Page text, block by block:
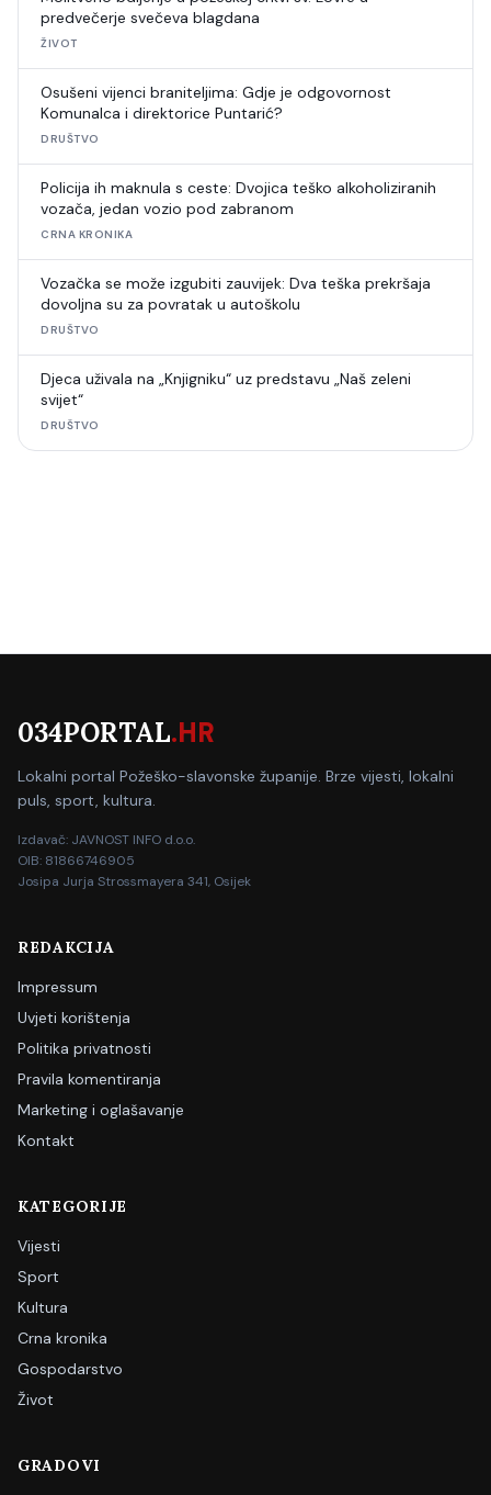
predvečerje svečeva blagdana
ŽIVOT
Osušeni vijenci braniteljima: Gdje je odgovornost
Komunalca i direktorice Puntarić?
DRUŠTVO
Policija ih maknula s ceste: Dvojica teško alkoholiziranih
vozača, jedan vozio pod zabranom
CRNA KRONIKA
Vozačka se može izgubiti zauvijek: Dva teška prekršaja
dovoljna su za povratak u autoškolu
DRUŠTVO
Djeca uživala na „Knjigniku“ uz predstavu „Naš zeleni
svijet“
DRUŠTVO
034PORTAL.HR
Lokalni portal Požeško-slavonske županije. Brze vijesti, lokalni
puls, sport, kultura.
Izdavač: JAVNOST INFO d.o.o.
OIB: 81866746905
Josipa Jurja Strossmayera 341, Osijek
REDAKCIJA
Impressum
Uvjeti korištenja
Politika privatnosti
Pravila komentiranja
Marketing i oglašavanje
Kontakt
KATEGORIJE
Vijesti
Sport
Kultura
Crna kronika
Gospodarstvo
Život
GRADOVI